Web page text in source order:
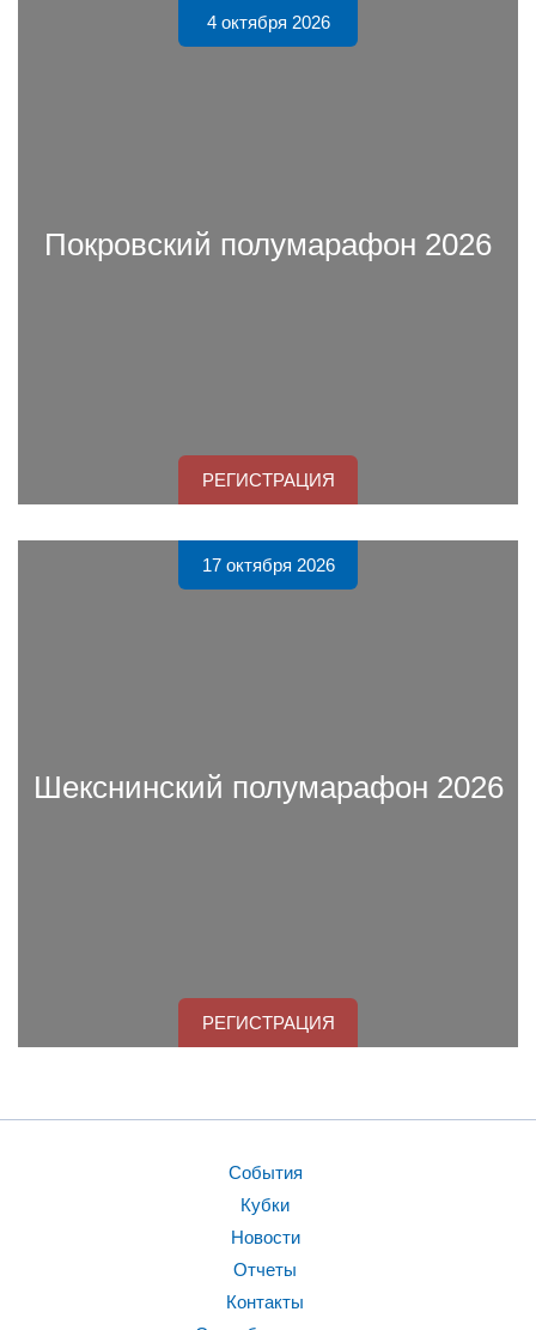
4 октября 2026
Покровский полумарафон 2026
РЕГИСТРАЦИЯ
17 октября 2026
Шекснинский полумарафон 2026
РЕГИСТРАЦИЯ
События
Кубки
Новости
Отчеты
Контакты